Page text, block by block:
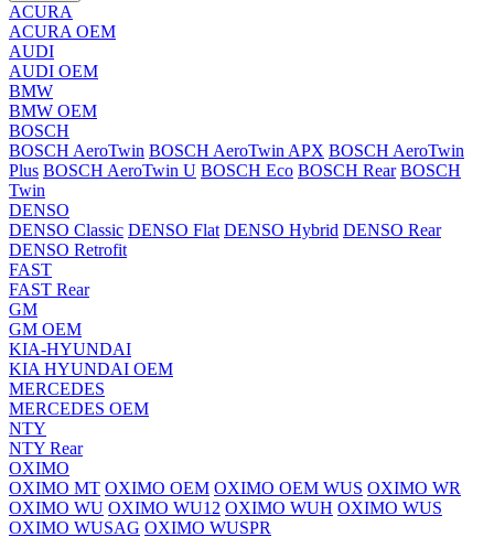
ACURA
ACURA OEM
AUDI
AUDI OEM
BMW
BMW OEM
BOSCH
BOSCH AeroTwin BOSCH AeroTwin APX BOSCH AeroTwin
Plus BOSCH AeroTwin U BOSCH Eco BOSCH Rear BOSCH
Twin
DENSO
DENSO Classic DENSO Flat DENSO Hybrid DENSO Rear
DENSO Retrofit
FAST
FAST Rear
GM
GM OEM
KIA-HYUNDAI
KIA HYUNDAI OEM
MERCEDES
MERCEDES OEM
NTY
NTY Rear
OXIMO
OXIMO MT OXIMO OEM OXIMO OEM WUS OXIMO WR
OXIMO WU OXIMO WU12 OXIMO WUH OXIMO WUS
OXIMO WUSAG OXIMO WUSPR